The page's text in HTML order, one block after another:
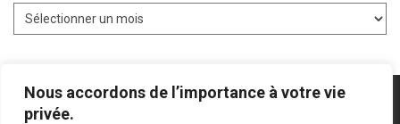
Nous accordons de l’importance à votre vie
privée.